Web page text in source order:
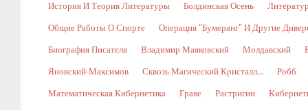
История И Теория Литературы Болдинская Осень
Общие Работы О Спорте Операция "Бумеранг" И Другие
Биография Писателя Владимир Маяковский Молдавский
Яновский-Максимов Сквозь Магический Кристалл... Робб
Математическая Кибернетика Граве Растригин